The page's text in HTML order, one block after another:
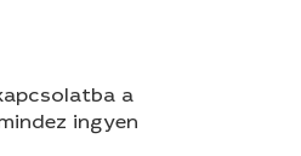
a
ingyen